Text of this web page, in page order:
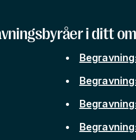
i ditt